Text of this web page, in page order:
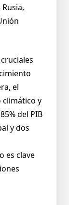
el
climático y
del PIB
y dos
es clave